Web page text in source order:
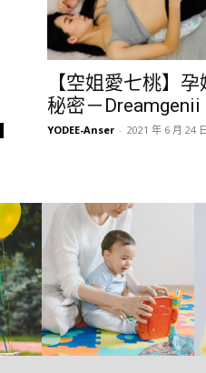
【空姐愛七桃】
秘密－
YODEE-Anser - 2021 年 6 月 24 日